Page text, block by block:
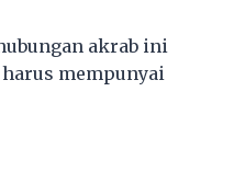
akrab ini
mempunyai